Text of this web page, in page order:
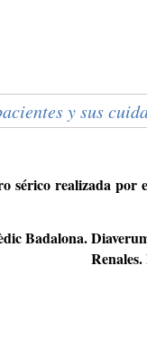
y sus
sérico realizada por
Badalona.